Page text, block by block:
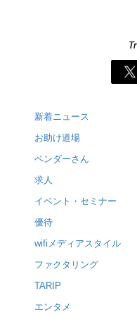
新着ニュース
お助け道場
ベンダーさん
求人
イベント・セミナー
優待
wifiメディアスタイル
ファクタリング
TARIP
エンタメ